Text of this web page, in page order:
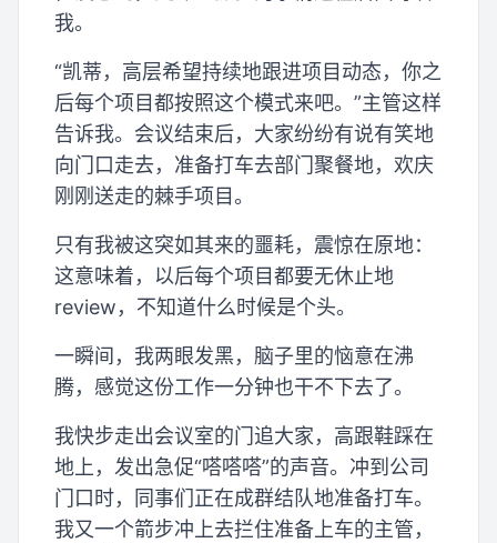
我。
“凯蒂，高层希望持续地跟进项目动态，你之
后每个项目都按照这个模式来吧。”主管这样
告诉我。会议结束后，大家纷纷有说有笑地
向门口走去，准备打车去部门聚餐地，欢庆
刚刚送走的棘手项目。
只有我被这突如其来的噩耗，震惊在原地：
这意味着，以后每个项目都要无休止地
review，不知道什么时候是个头。
一瞬间，我两眼发黑，脑子里的恼意在沸
腾，感觉这份工作一分钟也干不下去了。
我快步走出会议室的门追大家，高跟鞋踩在
地上，发出急促“嗒嗒嗒”的声音。冲到公司
门口时，同事们正在成群结队地准备打车。
我又一个箭步冲上去拦住准备上车的主管，